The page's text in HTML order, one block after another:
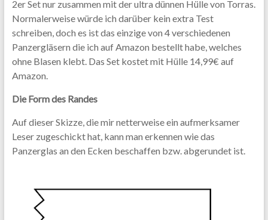
2er Set nur zusammen mit der ultra dünnen Hülle von Torras.
Normalerweise würde ich darüber kein extra Test
schreiben, doch es ist das einzige von 4 verschiedenen
Panzergläsern die ich auf Amazon bestellt habe, welches
ohne Blasen klebt. Das Set kostet mit Hülle 14,99€ auf
Amazon.
Die Form des Randes
Auf dieser Skizze, die mir netterweise ein aufmerksamer
Leser zugeschickt hat, kann man erkennen wie das
Panzerglas an den Ecken beschaffen bzw. abgerundet ist.